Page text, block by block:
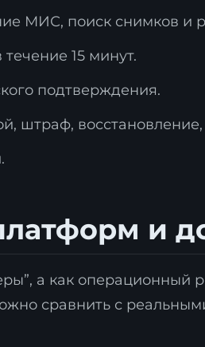
МИС, поиск снимков и
15 минут.
подтверждения.
штраф,
и
а как операционный
сравнить с
плана